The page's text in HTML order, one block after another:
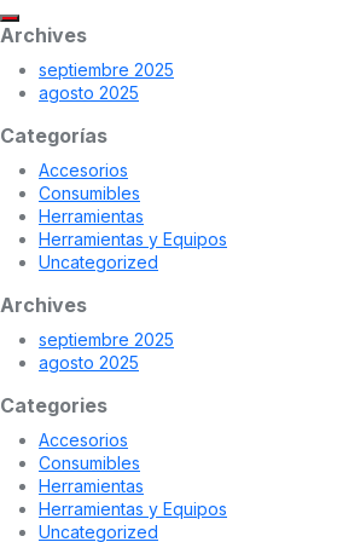
Archives
septiembre 2025
agosto 2025
Categorías
Accesorios
Consumibles
Herramientas
Herramientas y Equipos
Uncategorized
Archives
septiembre 2025
agosto 2025
Categories
Accesorios
Consumibles
Herramientas
Herramientas y Equipos
Uncategorized